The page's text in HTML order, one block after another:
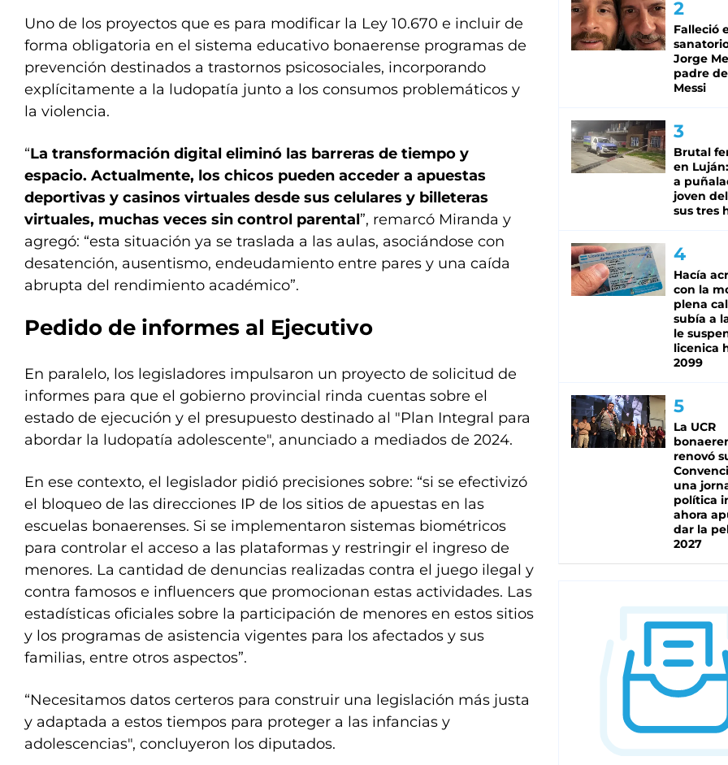
Uno de los proyectos que es para modificar la Ley 10.670 e incluir de
forma obligatoria en el sistema educativo bonaerense programas de
prevención destinados a trastornos psicosociales, incorporando
explícitamente a la ludopatía junto a los consumos problemáticos y
la violencia.
“La transformación digital eliminó las barreras de tiempo y
espacio. Actualmente, los chicos pueden acceder a apuestas
deportivas y casinos virtuales desde sus celulares y billeteras
virtuales, muchas veces sin control parental”, remarcó Miranda y
agregó: “esta situación ya se traslada a las aulas, asociándose con
desatención, ausentismo, endeudamiento entre pares y una caída
abrupta del rendimiento académico”.
Pedido de informes al Ejecutivo
En paralelo, los legisladores impulsaron un proyecto de solicitud de
informes para que el gobierno provincial rinda cuentas sobre el
estado de ejecución y el presupuesto destinado al "Plan Integral para
abordar la ludopatía adolescente", anunciado a mediados de 2024.
En ese contexto, el legislador pidió precisiones sobre: “si se efectivizó
el bloqueo de las direcciones IP de los sitios de apuestas en las
escuelas bonaerenses. Si se implementaron sistemas biométricos
para controlar el acceso a las plataformas y restringir el ingreso de
menores. La cantidad de denuncias realizadas contra el juego ilegal y
contra famosos e influencers que promocionan estas actividades. Las
estadísticas oficiales sobre la participación de menores en estos sitios
y los programas de asistencia vigentes para los afectados y sus
familias, entre otros aspectos”.
“Necesitamos datos certeros para construir una legislación más justa
y adaptada a estos tiempos para proteger a las infancias y
adolescencias", concluyeron los diputados.
Falleció
Jorge
padre
Messi
Brutal
en
a
joven
sus tres
Hacía
con la
plena
subía a
le
licenica
2099
La UCR
renovó
una
política
ahora
dar la
2027